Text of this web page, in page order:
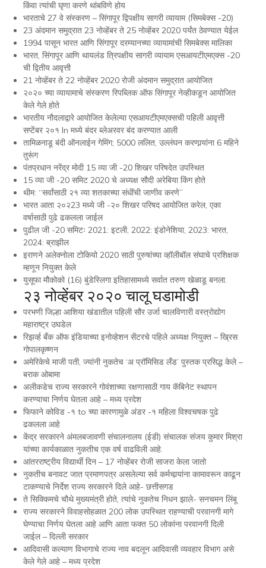
किंवा त्यांची घृणा करणे थांबविणे होय
भारताचे 27 वे संस्करण – सिंगापूर द्विपक्षीय सागरी व्यायाम (सिमबेक्स -20)
23 अंदमान समुद्रात 23 नोव्हेंबर ते 25 नोव्हेंबर 2020 पर्यंत ठेवण्यात येईल
1994 पासून भारत आणि सिंगापूर दरम्यानच्या व्यायामांची सिमबेक्स मालिका
भारत, सिंगापूर आणि थायलंड त्रिपक्षीय सागरी व्यायाम एसआयटीएमएक्स -20
ची द्वितीय आवृत्ती
21 नोव्हेंबर ते 22 नोव्हेंबर 2020 रोजी अंदमान समुद्रात आयोजित
२०२० च्या व्यायामाचे संस्करण रिपब्लिक ऑफ सिंगापूर नेव्हीकडून आयोजित
केले गेले होते
भारतीय नौदलाद्वारे आयोजित केलेल्या एसआयटीएमएक्सची पहिली आवृत्ती
सप्टेंबर २०१ In मध्ये बंदर ब्लेअरवर बंद करण्यात आली
तामिळनाडू बंदी ऑनलाईन गेमिंग; 5000 ललित, उल्लंघन करणार्‍यांना 6 महिने
तुरूंग
पंतप्रधान नरेंद्र मोदी 15 व्या जी -20 शिखर परिषदेत उपस्थित
15 व्या जी -20 समिट 2020 चे अध्यक्ष सौदी अरेबिया किंग होते
थीम: “सर्वांसाठी २१ व्या शतकाच्या संधींची जाणीव करणे”
भारत आता २०२23 मध्ये जी -२० शिखर परिषद आयोजित करेल, एका
वर्षासाठी पुढे ढकलला जाईल
पुढील जी -20 समिटः 2021: इटली, 2022: इंडोनेशिया, 2023: भारत,
2024: ब्राझील
इराणने अलेक्नोला टोकियो 2020 साठी पुरुषांच्या व्हॉलीबॉल संघाचे प्रशिक्षक
म्हणून नियुक्त केले
युसूफा मौकोको (16) बुंडेस्लिगा इतिहासामध्ये सर्वात तरुण खेळाडू बनला.
२३ नोव्हेंबर २०२० चालू घडामोडी
परभणी जिल्हा आशिया खंडातील पहिली सौर उर्जा चालविणारी वस्त्रोद्योग
महाराष्ट्र उघडेल
रिझर्व्ह बँक ऑफ इंडियाच्या इनोव्हेशन सेंटरचे पहिले अध्यक्ष नियुक्त – ख्रिस
गोपालकृष्णन
अमेरिकेचे माजी पती, ज्यांनी नुकतेच ‘अ प्रॉमिसिड लँड’ पुस्तक प्रसिद्ध केले –
बराक ओबामा
अलीकडेच राज्य सरकारने गोवंशाच्या रक्षणासाठी गाय कॅबिनेट स्थापन
करण्याचा निर्णय घेतला आहे – मध्य प्रदेश
फिफाने कोविड -१ to च्या कारणामुळे अंडर -१ महिला विश्वचषक पुढे
ढकलला आहे
केंद्र सरकारने अंमलबजावणी संचालनालय (ईडी) संचालक संजय कुमार मिश्रा
यांच्या कार्यकाळात नुकतीच एक वर्ष वाढविली आहे.
आंतरराष्ट्रीय विद्यार्थी दिन – 17 नोव्हेंबर रोजी साजरा केला जातो
नुकतीच बनावट जात प्रमाणपत्र असलेल्या सर्व कर्मचार्‍यांना कामावरून काढून
टाकण्याचे निर्देश राज्य सरकारने दिले आहे- छत्तीसगड
ते सिक्किमचे चौथे मुख्यमंत्री होते, त्यांचे नुकतेच निधन झाले- सनचमन लिंबू
राज्य सरकारने विवाहसोहळात 200 लोक उपस्थित राहण्याची परवानगी मागे
घेण्याचा निर्णय घेतला आहे आणि आता फक्त 50 लोकांना परवानगी दिली
जाईल – दिल्ली सरकार
आदिवासी कल्याण विभागाचे राज्य नाव बदलून आदिवासी व्यवहार विभाग असे
केले गेले आहे – मध्य प्रदेश